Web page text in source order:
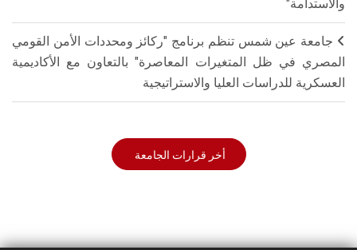
والاستدامة"
جامعة عين شمس تنظم برنامج "ركائز ومحددات الأمن القومي
المصري في ظل المتغيرات المعاصرة" بالتعاون مع الأكاديمية
العسكرية للدراسات العليا والاستراتيجية
أخر قرارات الجامعة